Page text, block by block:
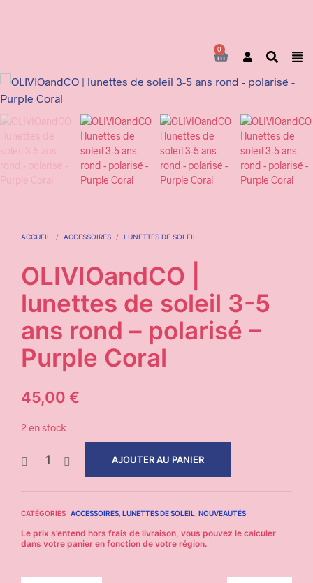
Les frais de livraison s'élèvent à 6,95 € TTC pour les envois en Belgique,
Pour les envois vers la France et le Luxembourg, les frais sont de 14 € TTC,
gratuits à partir de 100 € d'achat.
0
ACCUEIL / ACCESSOIRES / LUNETTES DE SOLEIL
OLIVIOandCO |
lunettes de soleil 3-5
ans rond – polarisé –
Purple Coral
45,00 €
2 en stock
AJOUTER AU PANIER
CATÉGORIES : ACCESSOIRES LUNETTES DE SOLEIL NOUVEAUTÉS